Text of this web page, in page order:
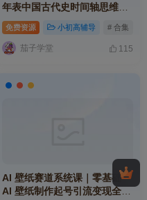
# 制作 # 漫剧
年表中国古代史时间轴思维导
图电子版合集
免费资源 小初高辅导 # 合集
茄子学堂 115
AI 壁纸赛道系统课｜零基础
AI 壁纸制作起号引流变现全套